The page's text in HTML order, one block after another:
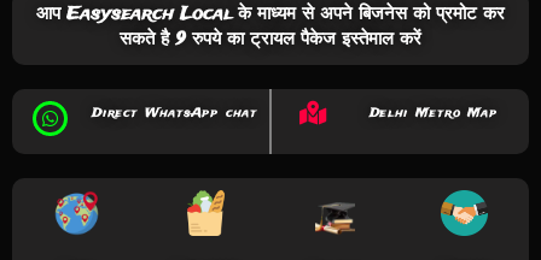
आप Easysearch Local के माध्यम से अपने बिजनेस को प्रमोट कर
सकते है 9 रुपये का ट्रायल पैकेज इस्तेमाल करें
Direct WhatsApp chat Delhi Metro Map